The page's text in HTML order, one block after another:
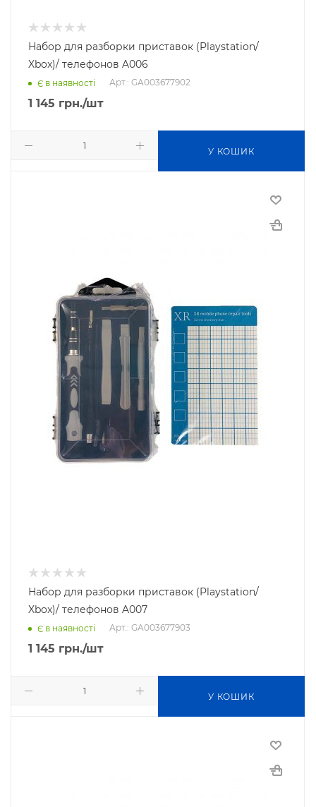
Набор для разборки приставок (Playstation/
Xbox)/ телефонов A006
Є в наявності Арт.: GA003677902
1 145 грн./шт
У КОШИК
Набор для разборки приставок (Playstation/
Xbox)/ телефонов A007
Є в наявності Арт.: GA003677903
1 145 грн./шт
У КОШИК